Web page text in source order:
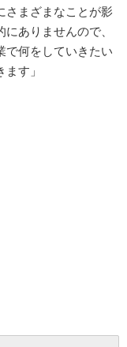
さまざまなことが影
ありませんので、
で何をしていきたい
す」